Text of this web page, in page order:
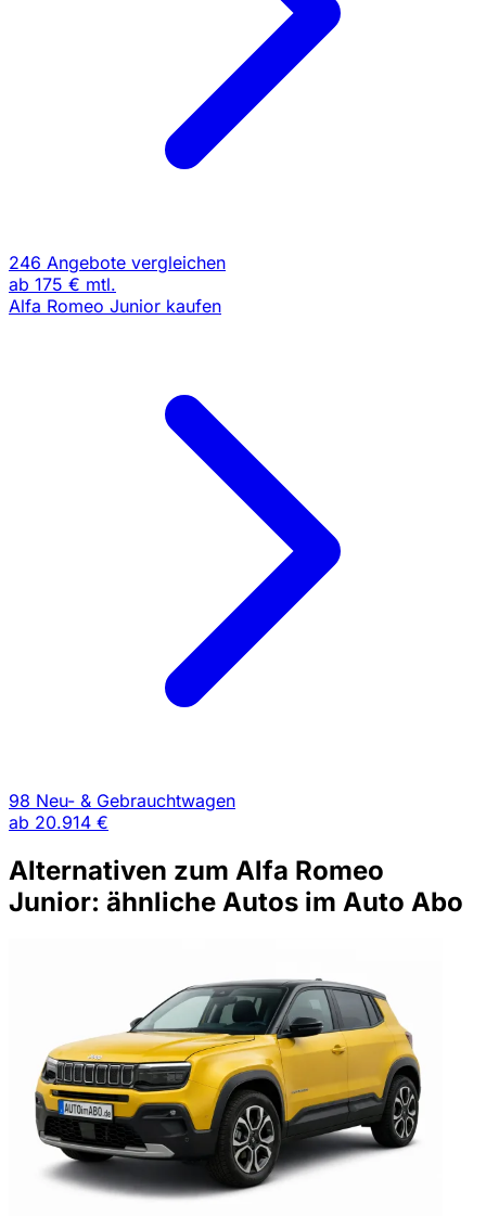
246 Angebote vergleichen
ab 175 € mtl.
Alfa Romeo Junior kaufen
98 Neu- & Gebrauchtwagen
ab 20.914 €
Alternativen zum Alfa Romeo
Junior: ähnliche Autos im Auto Abo